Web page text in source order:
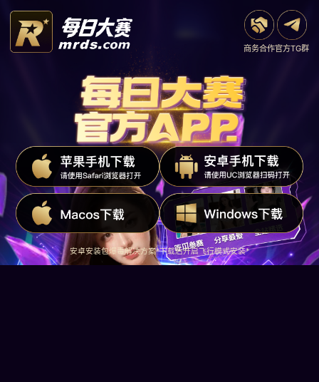
商务合作官方TG群
安卓安装包爆毒解决方案*下载后开启飞行模式安装*